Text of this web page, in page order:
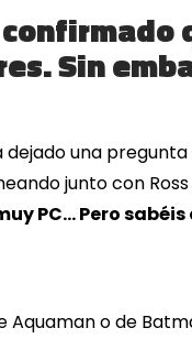
Sin
una
junto con
PC… Pero sabéis
Aquaman o de